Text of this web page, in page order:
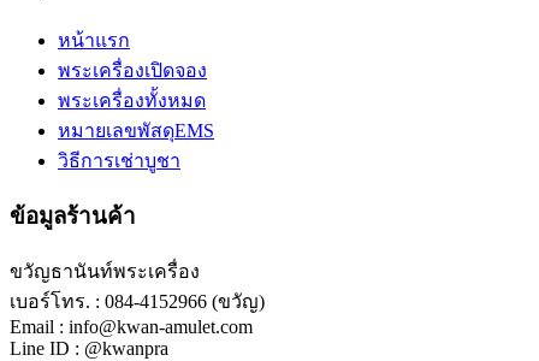
หน้าแรก
พระเครื่องเปิดจอง
พระเครื่องทั้งหมด
หมายเลขพัสดุEMS
วิธีการเช่าบูชา
ข้อมูลร้านค้า
ขวัญธานันท์พระเครื่อง
เบอร์โทร. : 084-4152966 (ขวัญ)
Email : info@kwan-amulet.com
Line ID : @kwanpra